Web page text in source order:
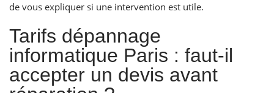
de vous expliquer si une intervention est utile.
Tarifs dépannage
informatique Paris : faut-il
accepter un devis avant